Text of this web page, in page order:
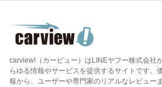
carview!（カービュー）はLINEヤフー株式会社
らゆる情報やサービスを提供するサイトです。
報から、ユーザーや専門家のリアルなレビュー